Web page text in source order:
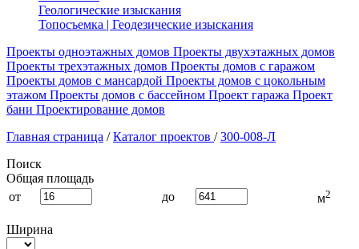
Геологические изыскания
Топосъемка | Геодезические изыскания
Проекты одноэтажных домов Проекты двухэтажных домов
Проекты трехэтажных домов Проекты домов с гаражом
Проекты домов с мансардой Проекты домов с цокольным
этажом Проекты домов с бассейном Проект гаража Проект
бани Проектирование домов
Главная страница / Каталог проектов / 300-008-Л
Поиск
Общая площадь
от
до м2
Ширина